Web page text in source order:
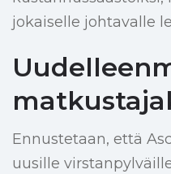
jokaiselle johtavalle
Ennustetaan, että
uusille